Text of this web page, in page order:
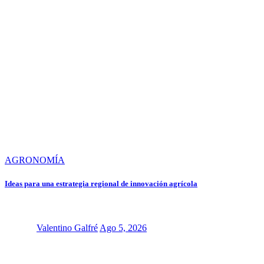
AGRONOMÍA
Ideas para una estrategia regional de innovación agrícola
Valentino Galfré Ago 5, 2026